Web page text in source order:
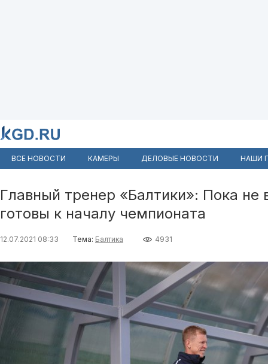
ВСЕ НОВОСТИ КАМЕРЫ ДЕЛОВЫЕ НОВОСТИ НАШИ
Главный тренер «Балтики»: Пока не
готовы к началу чемпионата
12.07.2021 08:33 Тема: Балтика 4931